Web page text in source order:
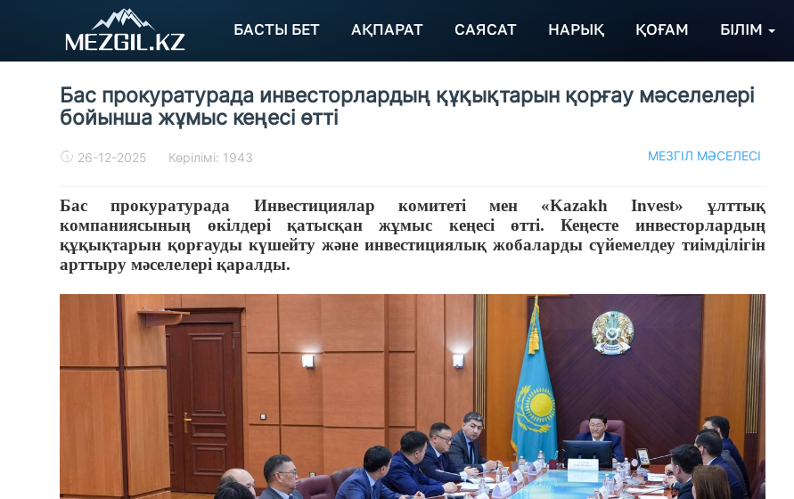
БАСТЫ БЕТ АҚПАРАТ САЯСАТ НАРЫҚ ҚОҒАМ БІЛІМ
Бас прокуратурада инвесторлардың құқықтарын қорғау мәселелері
бойынша жұмыс кеңесі өтті
МЕЗГІЛ МӘСЕЛЕСІ
26-12-2025 Көрілімі: 1943
Бас прокуратурада Инвестициялар комитеті мен «Kazakh Invest» ұлттық
компаниясының өкілдері қатысқан жұмыс кеңесі өтті. Кеңесте инвесторлардың
құқықтарын қорғауды күшейту және инвестициялық жобаларды сүйемелдеу тиімділігін
арттыру мәселелері қаралды.